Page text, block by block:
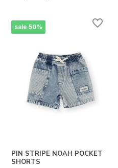
sale 50%
PIN STRIPE NOAH POCKET
SHORTS